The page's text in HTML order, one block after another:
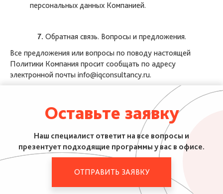
персональных данных Компанией.
7. Обратная связь. Вопросы и предложения.
Все предложения или вопросы по поводу настоящей
Политики Компания просит сообщать по адресу
электронной почты info@iqconsultancy.ru.
Оставьте заявку
Наш специалист ответит на все вопросы и
презентует подходящие программы у вас в офисе.
ОТПРАВИТЬ ЗАЯВКУ